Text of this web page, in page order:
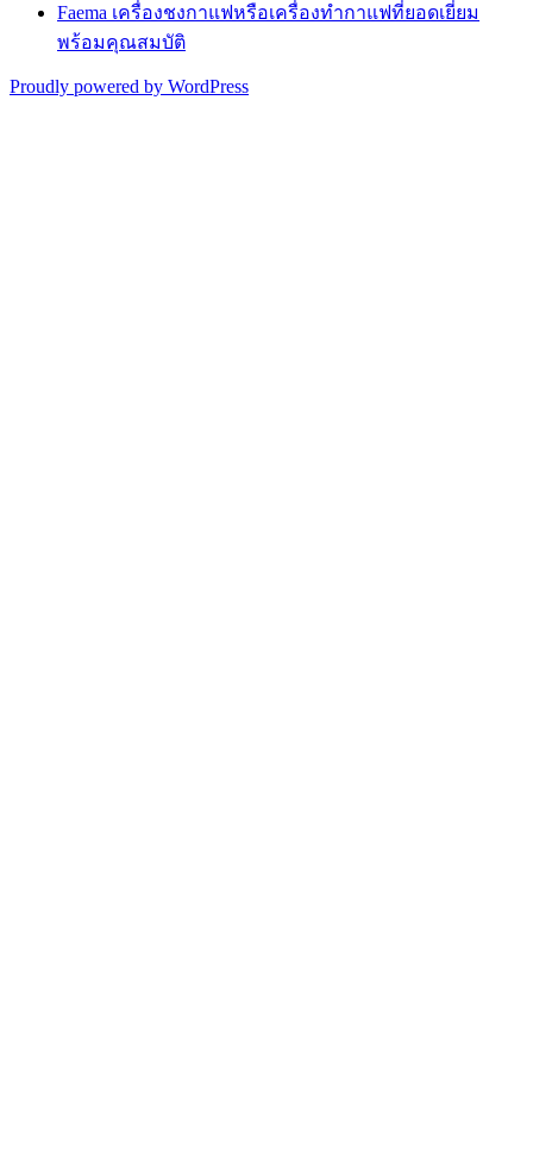
Faema เครื่องชงกาแฟหรือเครื่องทำกาแฟที่ยอดเยี่ยม
พร้อมคุณสมบัติ
Proudly powered by WordPress